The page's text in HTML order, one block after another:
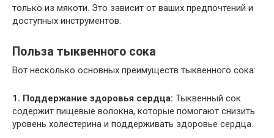
только из мякоти. Это зависит от ваших предпочтений и
доступных инструментов.
Польза тыквенного сока
Вот несколько основных преимуществ тыквенного сока:
1. Поддержание здоровья сердца: Тыквенный сок
содержит пищевые волокна, которые помогают снизить
уровень холестерина и поддерживать здоровье сердца.